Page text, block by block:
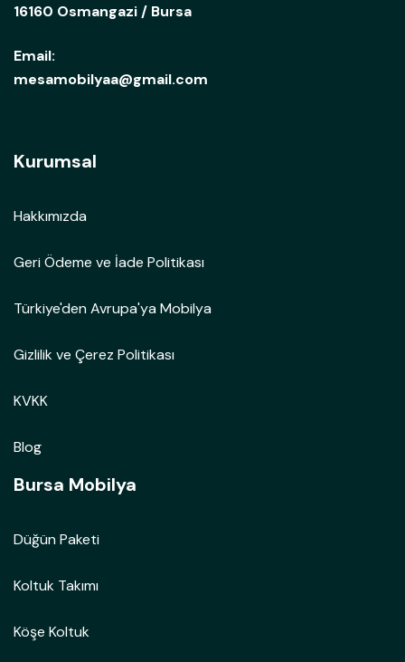
16160 Osmangazi / Bursa
Email:
mesamobilyaa@gmail.com
Kurumsal
Hakkımızda
Geri Ödeme ve İade Politikası
Türkiye'den Avrupa'ya Mobilya
Gizlilik ve Çerez Politikası
KVKK
Blog
Bursa Mobilya
Düğün Paketi
Koltuk Takımı
Köşe Koltuk